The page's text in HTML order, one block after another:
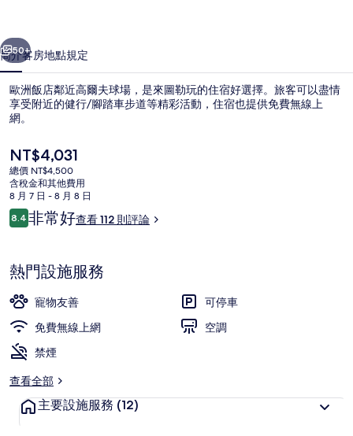
集
個 下一個
50+
簡介客房地點規定
歐洲飯店鄰近高爾夫球場，是來圖勒玩的住宿好選擇。旅客可以盡情
享受附近的健行/腳踏車步道等精彩活動，住宿也提供免費無線上
網。
目
前
的
價
格
是
NT$4,031
總價 NT$4,500
含稅金和其他費用
8 月 7 日 - 8 月 8 日
評
論
8.48.4 分，滿分 10 分，
非常好查看 112 則評論
熱門設施服務
寵物友善
可停車
免費無線上網
空調
禁煙
查看全部
主要設施服務 (12)